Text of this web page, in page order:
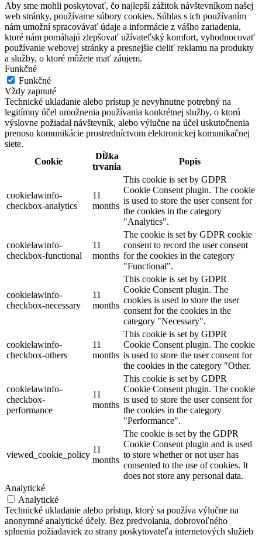
Aby sme mohli poskytovať, čo najlepší zážitok návštevníkom našej
web stránky, používame súbory cookies. Súhlas s ich používaním
nám umožní spracovávať údaje a informácie z vášho zariadenia,
ktoré nám pomáhajú zlepšovať užívateľský komfort, vyhodnocovať
používanie webovej stránky a presnejšie cieliť reklamu na produkty
a služby, o ktoré môžete mať záujem.
Funkčné
Funkčné
Vždy zapnuté
Technické ukladanie alebo prístup je nevyhnutne potrebný na
legitímny účel umožnenia používania konkrétnej služby, o ktorú
výslovne požiadal návštevník, alebo výlučne na účel uskutočnenia
prenosu komunikácie prostredníctvom elektronickej komunikačnej
siete.
Cookie
Dĺžka
trvania
Popis
cookielawinfo-
checkbox-analytics
11
months
This cookie is set by GDPR
Cookie Consent plugin. The cookie
is used to store the user consent for
the cookies in the category
"Analytics".
cookielawinfo-
checkbox-functional
11
months
The cookie is set by GDPR cookie
consent to record the user consent
for the cookies in the category
"Functional".
cookielawinfo-
checkbox-necessary
11
months
This cookie is set by GDPR
Cookie Consent plugin. The
cookies is used to store the user
consent for the cookies in the
category "Necessary".
cookielawinfo-
checkbox-others
11
months
This cookie is set by GDPR
Cookie Consent plugin. The cookie
is used to store the user consent for
the cookies in the category "Other.
cookielawinfo-
checkbox-
performance
11
months
This cookie is set by GDPR
Cookie Consent plugin. The cookie
is used to store the user consent for
the cookies in the category
"Performance".
viewed_cookie_policy
11
months
The cookie is set by the GDPR
Cookie Consent plugin and is used
to store whether or not user has
consented to the use of cookies. It
does not store any personal data.
Analytické
Analytické
Technické ukladanie alebo prístup, ktorý sa používa výlučne na
anonymné analytické účely. Bez predvolania, dobrovoľného
splnenia požiadaviek zo strany poskytovateľa internetových služieb